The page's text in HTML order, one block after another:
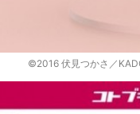
©2016 伏見つかさ／